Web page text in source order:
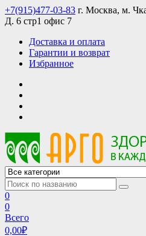
Skip
to
+7(915)477-03-83 г. Москва, м.
Д. 6 стр1 офис 7
Доставка и оплата
Гарантии и возврат
Избранное
АРГО интернет магазин,
АРГО каталог каталог
0
0
Всего
0,00₽